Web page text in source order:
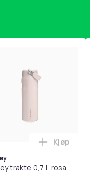
og
2 AE 2, AE 2i, AE 2w,
/ LR1130 / LR54 / 189
trakte 0,7 l, rosa
Legg
Kjøp